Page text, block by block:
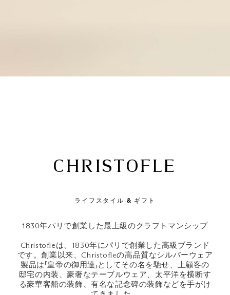
CHRISTOFLE
ライフスタイル & ギフト
1830年パリで創業した最上級のクラフトマンシップ
Christofleは、1830年にパリで創業した高級ブランド
です。創業以来、Christofleの高品質なシルバーウェア
製品は「皇帝の御用達」としてその名を馳せ、上顧客の
邸宅の内装、豪奢なテーブルウェア、太平洋を横断す
る豪華客船の装飾、有名な記念碑の装飾などを手がけ